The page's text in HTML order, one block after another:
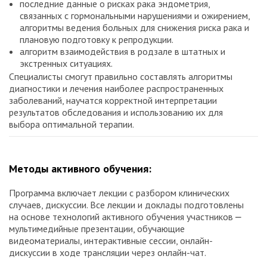
последние данные о рисках рака эндометрия,
связанных с гормональными нарушениями и ожирением,
алгоритмы ведения больных для снижения риска рака и
плановую подготовку к репродукции.
алгоритм взаимодействия в родзале в штатных и
экстренных ситуациях.
Специалисты смогут правильно составлять алгоритмы
диагностики и лечения наиболее распространенных
заболеваний, научатся корректной интерпретации
результатов обследования и использованию их для
выбора оптимальной терапии.
Методы активного обучения:
Программа включает лекции с разбором клинических
случаев, дискуссии. Все лекции и доклады подготовлены
на основе технологий активного обучения участников ⎼
мультимедийные презентации, обучающие
видеоматериалы, интерактивные сессии, онлайн-
дискуссии в ходе трансляции через онлайн-чат.